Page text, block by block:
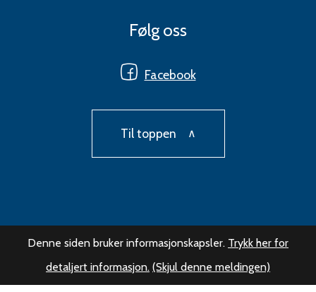
Følg oss
Facebook
Til toppen
Denne siden bruker informasjonskapsler. Trykk her for
detaljert informasjon. (Skjul denne meldingen)